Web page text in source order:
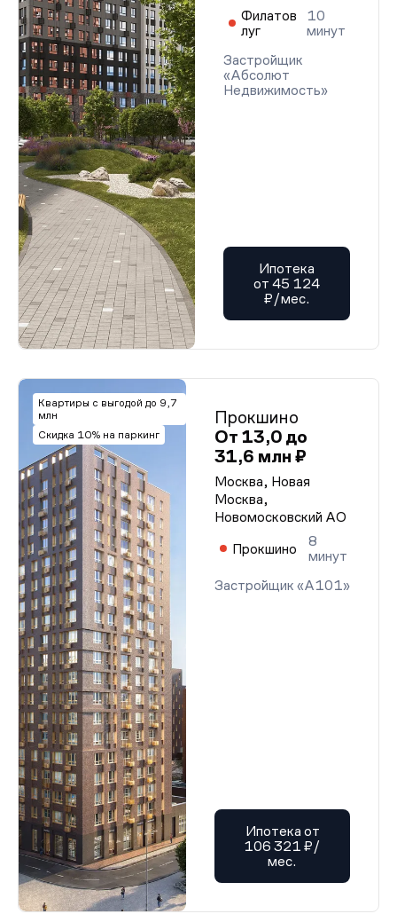
Филатов
луг
10
минут
Застройщик
«Абсолют
Недвижимость»
Ипотека
от 45 124
₽/мес.
Квартиры с выгодой до 9,7
млн
Скидка 10% на паркинг
Прокшино
От 13,0 до
31,6 млн ₽
Москва, Новая
Москва,
Новомосковский АО
Прокшино
8
минут
Застройщик «А101»
Ипотека от
106 321 ₽/
мес.